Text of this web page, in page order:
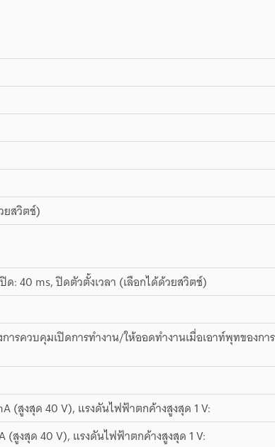
ยสวิตช์)
ด: 40 ms, ปิดตัวตั้งเวลา (เลือกได้ด้วยสวิตช์)
รควบคุมเปิดการทำงาน/ให้ออดทำงานเมื่อเอาท์พุทของก
(สูงสุด 40 V), แรงดันไฟฟ้าตกค้างสูงสุด 1 V:
(สูงสุด 40 V), แรงดันไฟฟ้าตกค้างสูงสุด 1 V: